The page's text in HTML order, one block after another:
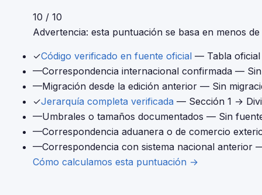
10 / 10
Advertencia: esta puntuación se basa en menos
✓Código verificado en fuente oficial — Tabla oficial
—Correspondencia internacional confirmada — Sin
—Migración desde la edición anterior — Sin
✓Jerarquía completa verificada — Sección 1 →
—Umbrales o tamaños documentados — Sin
—Correspondencia aduanera o de comercio
—Correspondencia con sistema nacional anterior
Cómo calculamos esta puntuación →